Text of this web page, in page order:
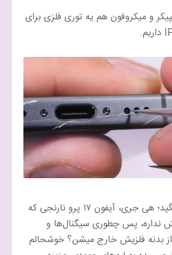
و میکروفون هم یه توری فلزی برای
شاید با خودتون بگید؛ هی جری، آیفون ۱۷ پرو نارنجی که
نداره، پس چطوری سیگنال‌ها و
بدنه فلزیش خارج میشن؟ خوشحالم